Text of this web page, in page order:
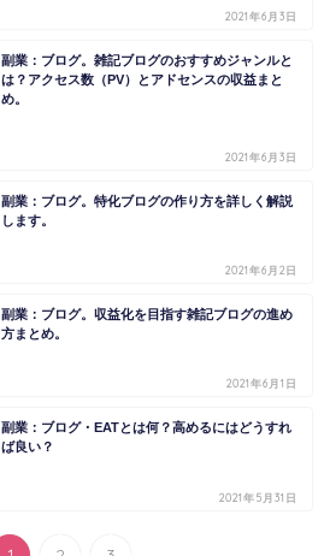
2021年6月3日
副業：ブログ。雑記ブログのおすすめジャンルと
は？アクセス数（PV）とアドセンスの収益まと
め。
2021年6月3日
副業：ブログ。特化ブログの作り方を詳しく解説
します。
2021年6月2日
副業：ブログ。収益化を目指す雑記ブログの進め
方まとめ。
2021年6月1日
副業：ブログ・EATとは何？高めるにはどうすれ
ば良い？
2021年5月31日